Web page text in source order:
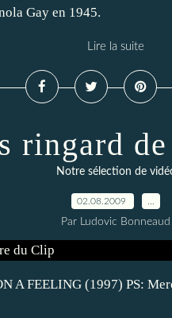
Gay en 1945.
Lire la suite
ringard
Notre sélection de
02.08.2009
Par Ludovic Bonneaud
A FEELING (1997) PS: